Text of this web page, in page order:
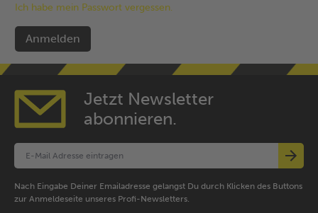
Ich habe mein Passwort vergessen.
Anmelden
Jetzt Newsletter
abonnieren.
Nach Eingabe Deiner Emailadresse gelangst Du durch Klicken des Buttons
zur Anmeldeseite unseres Profi-Newsletters.